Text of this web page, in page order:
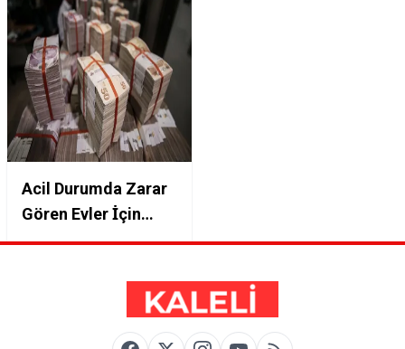
Acil Durumda Zarar
Gören Evler İçin
Devletten 50.000 TL